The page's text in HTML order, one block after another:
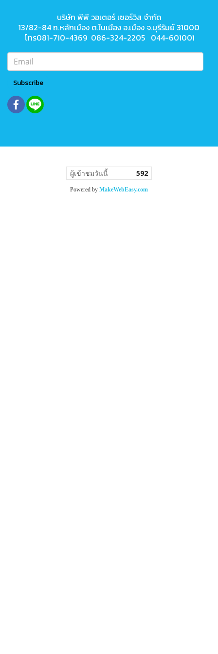
บริษัท พีพี วอเตอร์ เซอร์วิส จำกัด
13/82-84 ถ.หลักเมือง ต.ในเมือง อ.เมือง จ.บุรีรัมย์ 31000
โทร081-710-4369 086-324-2205 044-601001
Subscribe
ผู้เข้าชมวันนี้ 592
Powered by MakeWebEasy.com